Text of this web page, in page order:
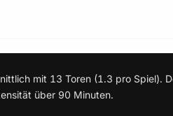
mit 13 Toren (1.3 pro Spiel).
über 90 Minuten.